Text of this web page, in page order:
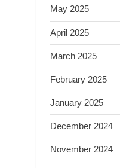
May 2025
April 2025
March 2025
February 2025
January 2025
December 2024
November 2024